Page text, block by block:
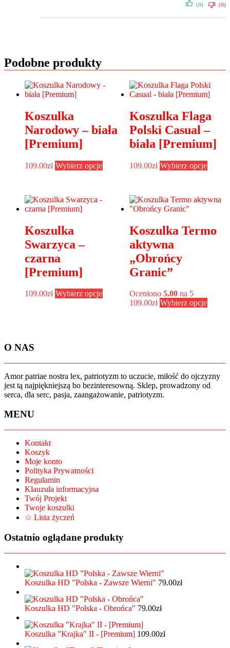
(0) (0)
Podobne produkty
Koszulka
Narodowy – biała
[Premium]
109.00zł Wybierz opcje
wariantów.
Opcje
Koszulka Flaga
Polski Casual –
biała [Premium]
109.00zł Wybierz opcjeTen
Koszulka
Swarzyca –
czarna
[Premium]
109.00zł Wybierz opcje
stronie
produktu
Koszulka Termo
aktywna
„Obrońcy
Granic”
Oceniono 5.00na 5
109.00zł Wybierz opcjeTen
na
stronie
O NAS
Amor patriae nostra lex, patriotyzm to uczucie, miłość do ojczyzny
jest tą najpiękniejszą bo bezinteresowną. Sklep, prowadzony od
serca, dla serc, pasja, zaangażowanie, patriotyzm.
MENU
Kontakt
Koszyk
Moje konto
Polityka Prywatności
Regulamin
Klauzula informacyjna
Twój Projekt
Twoje koszulki
☆ Lista życzeń
Ostatnio oglądane produkty
Koszulka HD "Polska - Zawsze Wierni" 79.00zł
Koszulka HD "Polska - Obrońca" 79.00zł
Koszulka "Krajka" II - [Premium] 109.00zł